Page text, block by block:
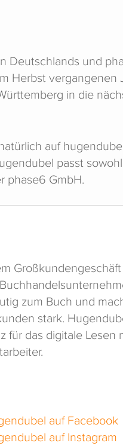
und
Herbst vergangenen
in die
auf
passt
phase6 GmbH.
zum Buch und
stark.
das digitale Lesen
auf Facebook
auf Instagram